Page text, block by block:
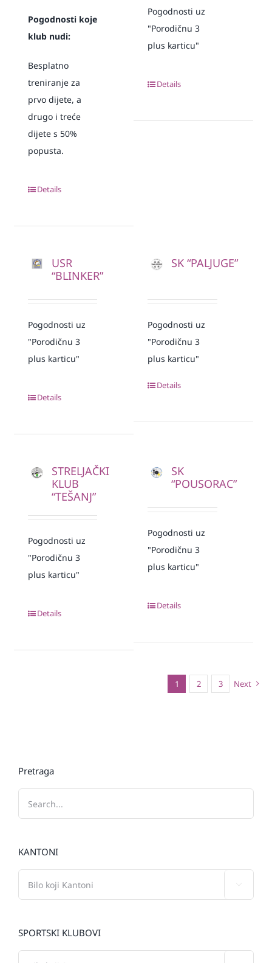
Pogodnosti koje
klub nudi:
Besplatno
treniranje za
prvo dijete, a
drugo i treće
dijete s 50%
popusta.
Details
Pogodnosti uz
"Porodičnu 3
plus karticu"
Details
USR
“BLINKER”
Pogodnosti uz
"Porodičnu 3
plus karticu"
Details
SK “PALJUGE”
Pogodnosti uz
"Porodičnu 3
plus karticu"
Details
STRELJAČKI
KLUB
“TEŠANJ”
Pogodnosti uz
"Porodičnu 3
plus karticu"
Details
SK
“POUSORAC”
Pogodnosti uz
"Porodičnu 3
plus karticu"
Details
1 2 3 Next
Pretraga
KANTONI
SPORTSKI KLUBOVI